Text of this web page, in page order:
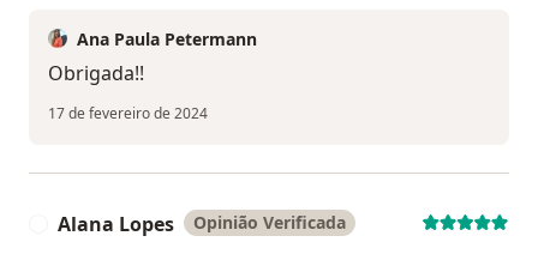
Ana Paula Petermann
Obrigada!!
17 de fevereiro de 2024
Alana Lopes Opinião Verificada